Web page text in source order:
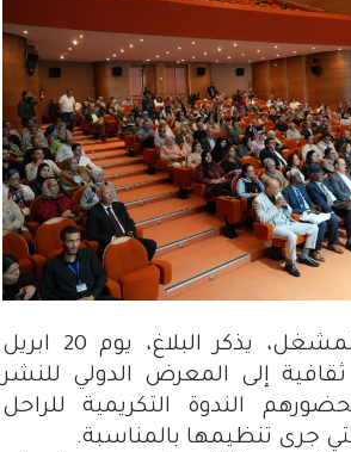
واستفاد أطفال المشغل، يذكر البلاغ، يوم 20 ابريل
إلى المعرض الدولي للنشر
الندوة التكريمية للراحل
جرى تنظيمها بالمناسبة.